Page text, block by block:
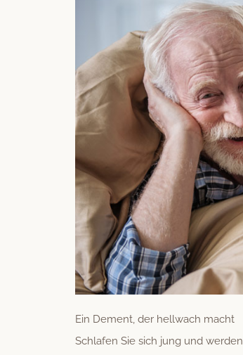
Ein Dement, der hellwach macht
Schlafen Sie sich jung und